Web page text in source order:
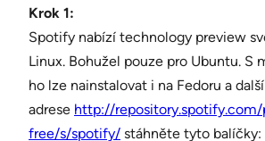
Krok 1:
Spotify nabízí technology preview
Linux. Bohužel pouze pro Ubuntu. S
ho lze nainstalovat i na Fedoru a
adrese http://
free/s/spotify/ stáhněte tyto balíčky: